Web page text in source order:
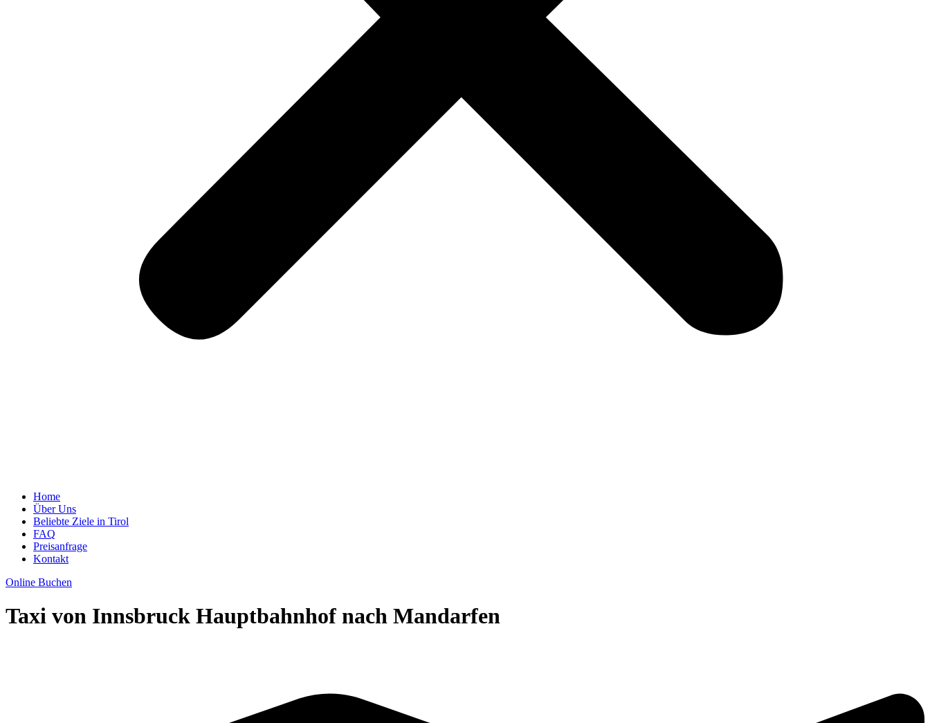
Home
Über Uns
Beliebte Ziele in Tirol
FAQ
Preisanfrage
Kontakt
Online Buchen
Taxi von Innsbruck Hauptbahnhof nach Mandarfen